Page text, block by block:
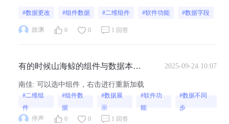
#数据更改 #组件数据 #二维组件 #软件功能 #数据字段
故渊 0 0 1 回答
有的时候山海鲸的组件与数据本身
2025-09-24 10:07
南佳: 可以选中组件，右击进行重新加载
#二维组
件
#组件数
据
#数据展
示
#软件功
能
#数据不同
步
停声
0 0 1 回答